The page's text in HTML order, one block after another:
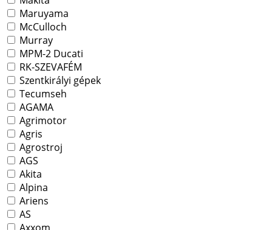
Maruyama
McCulloch
Murray
MPM-2 Ducati
RK-SZEVAFÉM
Szentkirályi gépek
Tecumseh
AGAMA
Agrimotor
Agris
Agrostroj
AGS
Akita
Alpina
Ariens
AS